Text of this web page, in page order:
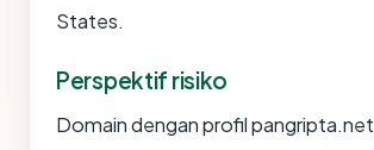
States.
Perspektif risiko
Domain dengan profil